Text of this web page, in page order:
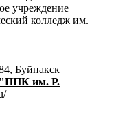
учреждение
колледж им.
Буйнакск
им. Р.